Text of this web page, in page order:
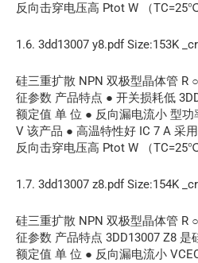
反向击穿电压高 Ptot W （
1.6. 3dd13007 y8.pdf Size:153K
硅三重扩散 NPN 双极型晶体管 R
征参数 产品特点 ● 开关损耗低
额定值 单 位 ● 反向漏电流小 型功
V 该产品 ● 高温特性好 IC 7 A 采
反向击穿电压高 Ptot W （
1.7. 3dd13007 z8.pdf Size:154K
硅三重扩散 NPN 双极型晶体管 R
征参数 产品特点 3DD13007 Z8
额定值 单 位 ● 反向漏电流小